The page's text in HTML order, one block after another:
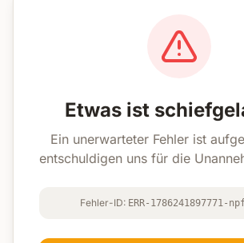
Etwas ist
Ein unerwarteter Fehler ist
entschuldigen uns für die
Fehler-ID: ERR-1786241897771-